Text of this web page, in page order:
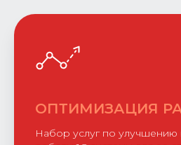
ОПТИМИЗАЦИЯ
Набор услуг по улучшению